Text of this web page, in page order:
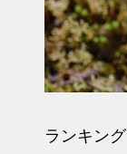
ランキング